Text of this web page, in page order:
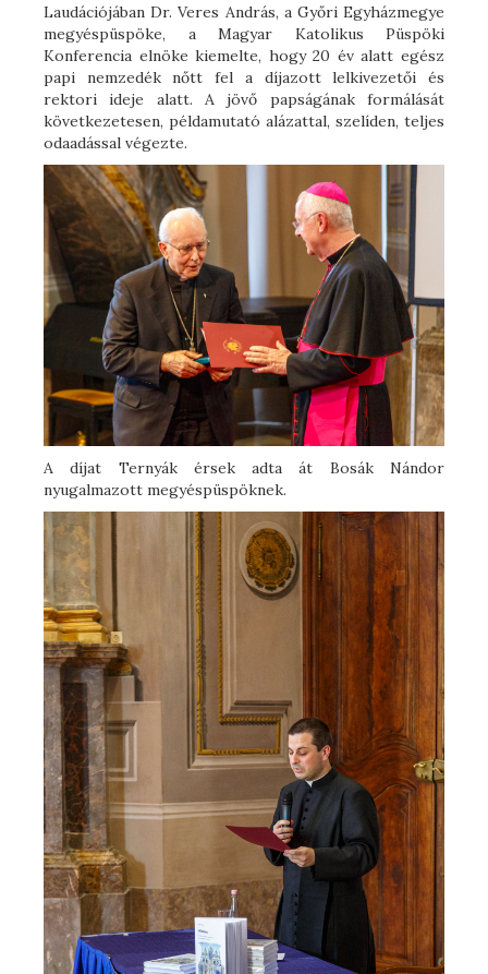
Laudációjában Dr. Veres András, a Győri Egyházmegye
megyéspüspöke, a Magyar Katolikus Püspöki
Konferencia elnöke kiemelte, hogy 20 év alatt egész
papi nemzedék nőtt fel a díjazott lelkivezetői és
rektori ideje alatt. A jövő papságának formálását
következetesen, példamutató alázattal, szelíden, teljes
odaadással végezte.
A díjat Ternyák érsek adta át Bosák Nándor
nyugalmazott megyéspüspöknek.